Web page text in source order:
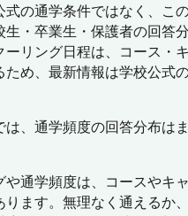
式の通学条件ではなく、こ
生・卒業生・保護者の回答
ーリング日程は、コース・
ため、最新情報は学校公式
は、通学頻度の回答分布は
や通学頻度は、コースやキ
ます。無理なく通えるか